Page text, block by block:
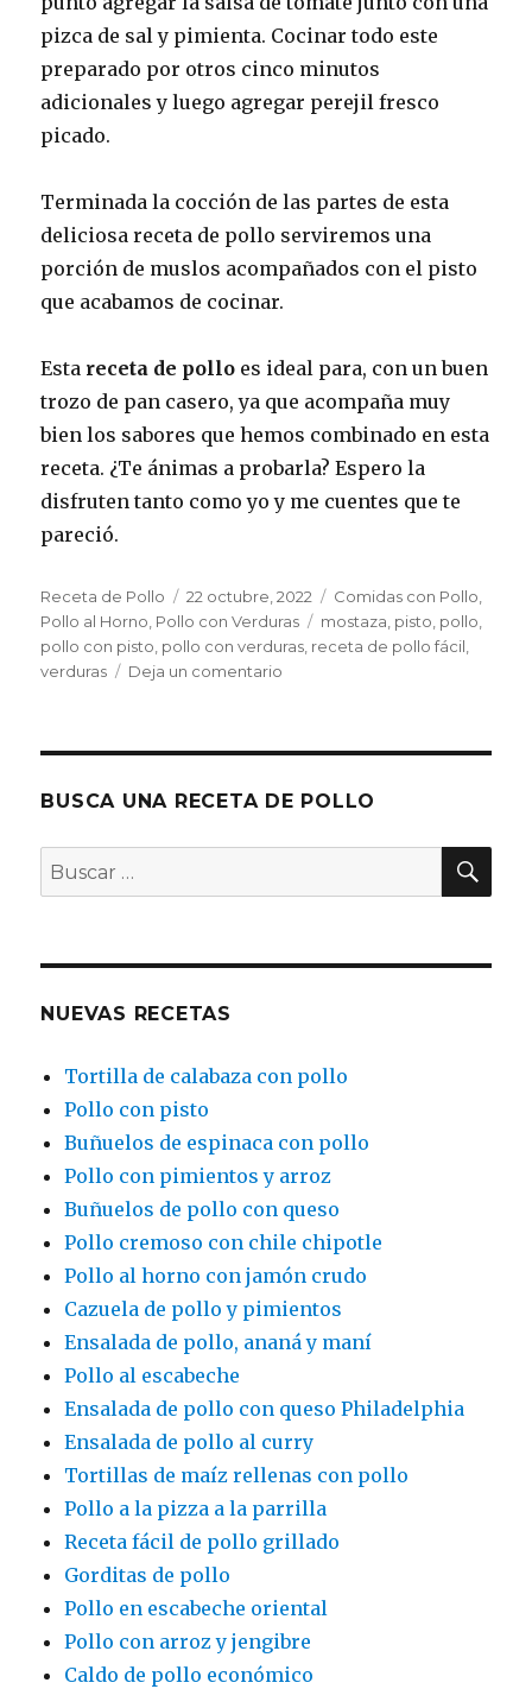
pizca de sal y pimienta. Cocinar todo este
preparado por otros cinco minutos
adicionales y luego agregar perejil fresco
picado.
Terminada la cocción de las partes de esta
deliciosa receta de pollo serviremos una
porción de muslos acompañados con el pisto
que acabamos de cocinar.
Esta receta de pollo es ideal para, con un buen
trozo de pan casero, ya que acompaña muy
bien los sabores que hemos combinado en esta
receta. ¿Te ánimas a probarla? Espero la
disfruten tanto como yo y me cuentes que te
pareció.
Autor
Receta de Pollo
Publicado
el
22 octubre, 2022 Categorías
Comidas con Pollo
Pollo al Horno Pollo con Verduras Etiquetas
mostaza pisto pollo
pollo con pisto pollo con verduras receta de pollo fácil
verduras
Deja un comentario
BUSCA UNA RECETA DE POLLO
Buscar
por:
NUEVAS RECETAS
Tortilla de calabaza con pollo
Pollo con pisto
Buñuelos de espinaca con pollo
Pollo con pimientos y arroz
Buñuelos de pollo con queso
Pollo cremoso con chile chipotle
Pollo al horno con jamón crudo
Cazuela de pollo y pimientos
Ensalada de pollo, ananá y maní
Pollo al escabeche
Ensalada de pollo con queso Philadelphia
Ensalada de pollo al curry
Tortillas de maíz rellenas con pollo
Pollo a la pizza a la parrilla
Receta fácil de pollo grillado
Gorditas de pollo
Pollo en escabeche oriental
Pollo con arroz y jengibre
Caldo de pollo económico